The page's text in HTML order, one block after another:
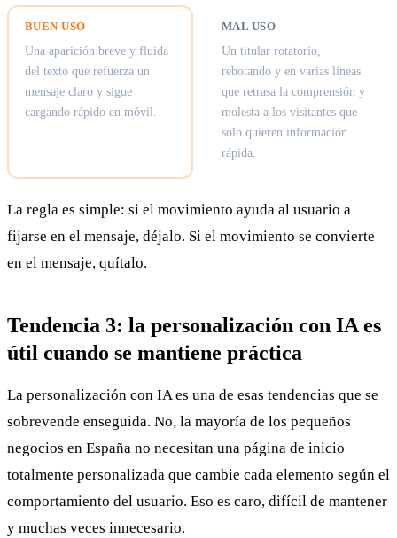
BUEN USO
Una aparición breve y fluida
del texto que refuerza un
mensaje claro y sigue
cargando rápido en móvil.
MAL USO
Un titular rotatorio,
rebotando y en varias líneas
que retrasa la comprensión y
molesta a los visitantes que
solo quieren información
rápida.
La regla es simple: si el movimiento ayuda al usuario a
fijarse en el mensaje, déjalo. Si el movimiento se convierte
en el mensaje, quítalo.
Tendencia 3: la personalización con IA es
útil cuando se mantiene práctica
La personalización con IA es una de esas tendencias que se
sobrevende enseguida. No, la mayoría de los pequeños
negocios en España no necesitan una página de inicio
totalmente personalizada que cambie cada elemento según el
comportamiento del usuario. Eso es caro, difícil de mantener
y muchas veces innecesario.